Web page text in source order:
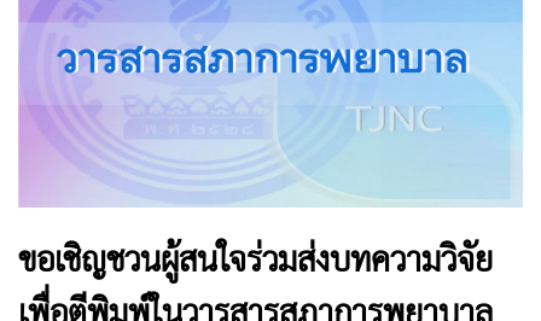
ขอเชิญชวนผู้สนใจร่วมส่งบทความวิจัย